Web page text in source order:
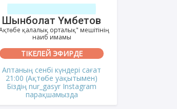
Нұрбол Смағұлов
""Нұр Ғасыр" облыстық мешітінің
наиб имамы
ТІКЕЛЕЙ ЭФИРДЕ
Аптаның сәрсенбі күндері сағат
21:00 (Ақтөбе уақытымен)
Біздің nur_gasyr Instagram
парақшамызда